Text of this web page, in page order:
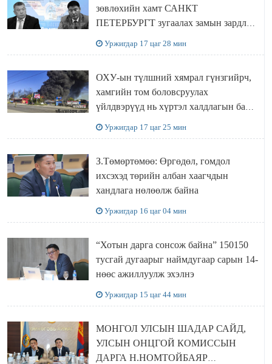
зөвлөхийн хамт САНКТ
ПЕТЕРБУРГТ зугаалах замын зардлаа
Уржигдар 17 цаг 28 мин
ОХУ-ын түлшний хямрал гүнзгийрч,
хамгийн том боловсруулах
үйлдвэрүүд нь хүртэл халдлагын бай
Уржигдар 17 цаг 25 мин
З.Төмөртөмөө: Өргөдөл, гомдол
ихсэхэд төрийн албан хаагчдын
хандлага нөлөөлж байна
Уржигдар 16 цаг 04 мин
“Хотын дарга сонсож байна” 150150
тусгай дугаарыг наймдугаар сарын 14-
нөөс ажиллуулж эхэлнэ
Уржигдар 15 цаг 44 мин
МОНГОЛ УЛСЫН ШАДАР САЙД,
УЛСЫН ОНЦГОЙ КОМИССЫН
ДАРГА Н.НОМТОЙБАЯР